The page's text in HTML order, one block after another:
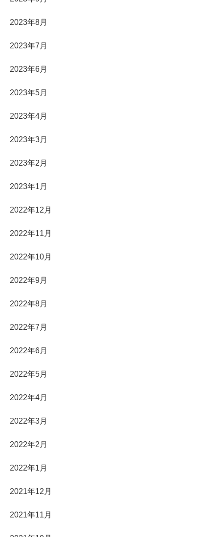
2023年8月
2023年7月
2023年6月
2023年5月
2023年4月
2023年3月
2023年2月
2023年1月
2022年12月
2022年11月
2022年10月
2022年9月
2022年8月
2022年7月
2022年6月
2022年5月
2022年4月
2022年3月
2022年2月
2022年1月
2021年12月
2021年11月